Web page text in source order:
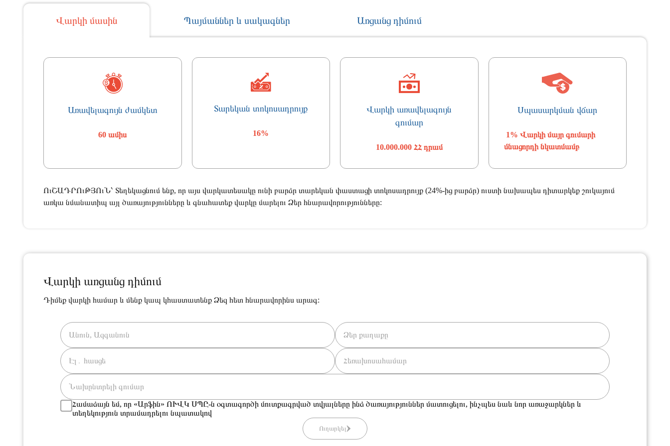
Վարկի մասին Պայմաններ և սակագներ Առցանց դիմում
Առավելագույն ժամկետ
60 ամիս
Տարեկան տոկոսադրույք
16%
Վարկի առավելագույն
գումար
10.000.000 ՀՀ դրամ
Սպասարկման վճար
1% Վարկի մայր գումարի
մնացորդի նկատմամբ
ՈւՇԱԴՐՈւԹՅՈւՆ՝ Տեղեկացնում ենք, որ այս վարկատեսակը ունի բարձր տարեկան փաստացի տոկոսադրույք (24%-ից բարձր) ուստի նախապես դիտարկեք շուկայում
առկա նմանատիպ այլ ծառայությունները և գնահատեք վարկը մարելու Ձեր հնարավորությունները:
Վարկի առցանց դիմում
Դիմեք վարկի համար և մենք կապ կհաստատենք Ձեզ հետ հնարավորինս արագ:
Համաձայն եմ, որ «Արֆին» ՈՒՎԿ ՍՊԸ-ն օգտագործի մուտքագրված տվյալները ինձ ծառայություններ մատուցելու, ինչպես նաև նոր առաջարկներ և
տեղեկություն տրամադրելու նպատակով
Ուղարկել